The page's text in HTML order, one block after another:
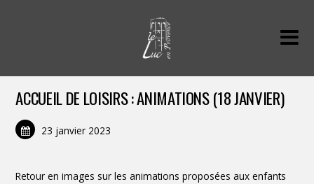
ACCUEIL DE LOISIRS : ANIMATIONS (18 JANVIER)
23 janvier 2023
Retour en images sur les animations proposées aux enfants